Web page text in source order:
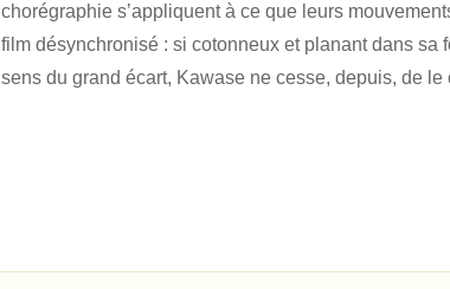
chorégraphie s’appliquent à ce que leurs
film désynchronisé : si cotonneux et planant dans sa
sens du grand écart, Kawase ne cesse, depuis, de le